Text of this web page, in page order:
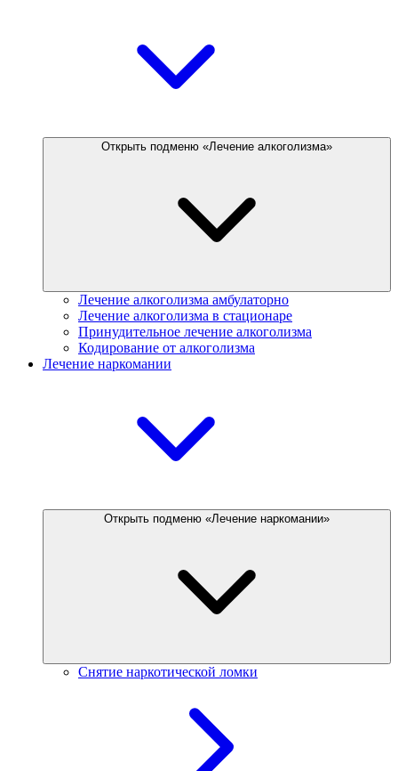
Открыть подменю «Лечение алкоголизма»
Лечение алкоголизма амбулаторно
Лечение алкоголизма в стационаре
Принудительное лечение алкоголизма
Кодирование от алкоголизма
Лечение наркомании
Открыть подменю «Лечение наркомании»
Снятие наркотической ломки